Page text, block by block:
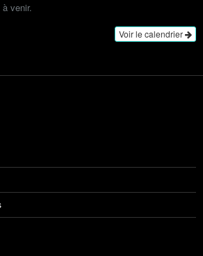
venir.
Voir le calendrier